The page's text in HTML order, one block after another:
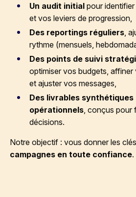
Un audit initial pour
et vos leviers de progression,
Des reportings réguliers ,
rythme (mensuels,
Des points de suivi
optimiser vos budgets, affiner
et ajuster vos messages,
Des livrables synthétiques
opérationnels , conçus
décisions.
Notre objectif : vous donner les
campagnes en toute confiance.